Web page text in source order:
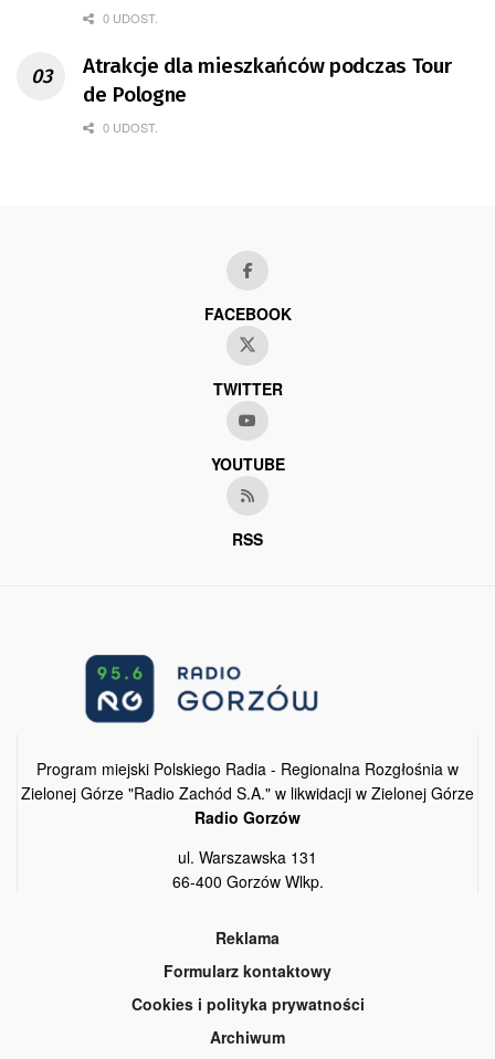
0 UDOST.
Atrakcje dla mieszkańców podczas Tour
de Pologne
0 UDOST.
FACEBOOK
TWITTER
YOUTUBE
RSS
Program miejski Polskiego Radia - Regionalna Rozgłośnia w
Zielonej Górze "Radio Zachód S.A." w likwidacji w Zielonej Górze
Radio Gorzów
ul. Warszawska 131
66-400 Gorzów Wlkp.
Reklama
Formularz kontaktowy
Cookies i polityka prywatności
Archiwum